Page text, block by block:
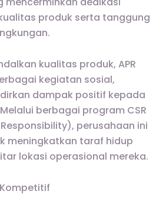
produk serta tanggung
kualitas produk, APR
kegiatan sosial,
dampak positif kepada
berbagai program CSR
perusahaan ini
meningkatkan taraf hidup
lokasi operasional mereka.